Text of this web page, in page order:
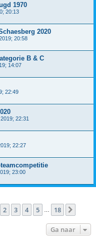
1970
20:13
2020
20:58
B & C
14:07
22:49
22:31
22:27
23:00
van 18
2 3 4 5 18
Ga naar